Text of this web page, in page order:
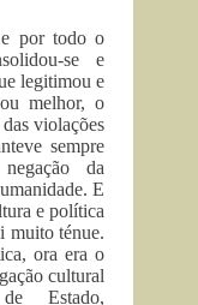
e por todo o
se e
legitimou e
melhor, o
violações
sempre
da
E
e política
muito ténue.
ora era o
cultural
Estado,